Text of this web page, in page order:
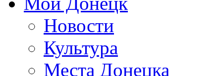
Новости
Культура
Места Донецка